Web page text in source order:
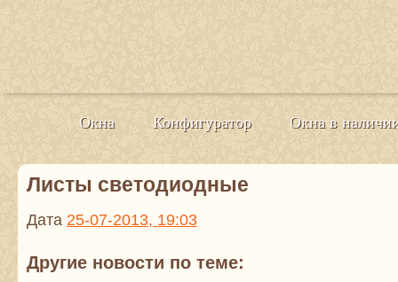
Окна Конфигуратор Окна в
Листы светодиодные
Дата 25-07-2013, 19:03
Другие новости по теме: